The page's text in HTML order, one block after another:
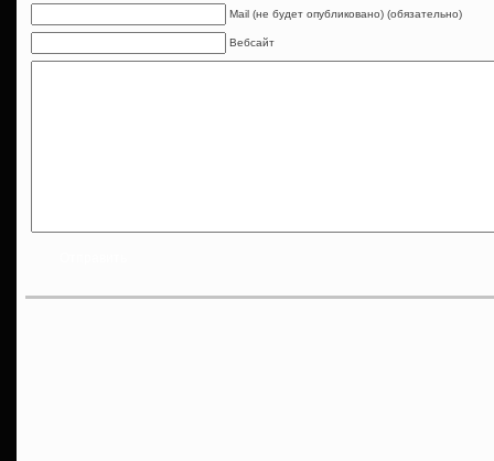
Mail (не будет опубликовано) (обязательно)
Вебсайт